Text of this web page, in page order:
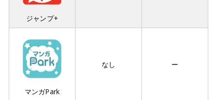
ジャンプ+
マンガPark
なし ー